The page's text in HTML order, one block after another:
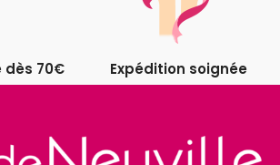
dès 70€ Expédition soignée